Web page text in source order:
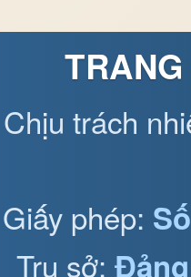
Chịu trách
Giấy phép:
Trụ sở: